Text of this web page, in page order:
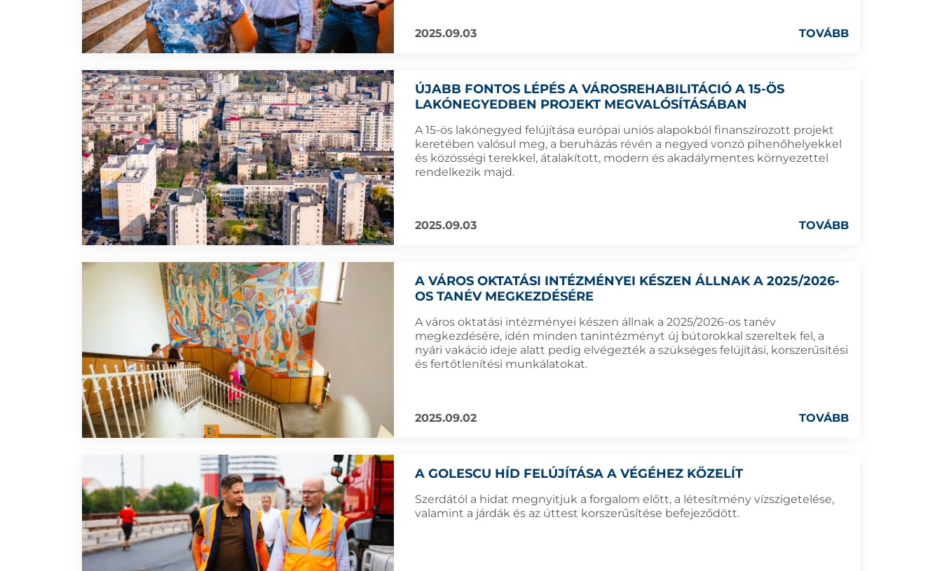
2025.09.03 TOVÁBB
ÚJABB FONTOS LÉPÉS A VÁROSREHABILITÁCIÓ A 15-ÖS
LAKÓNEGYEDBEN PROJEKT MEGVALÓSÍTÁSÁBAN
A 15-ös lakónegyed felújítása európai uniós alapokból finanszírozott projekt
keretében valósul meg, a beruházás révén a negyed vonzó pihenőhelyekkel
és közösségi terekkel, átalakított, modern és akadálymentes környezettel
rendelkezik majd.
2025.09.03 TOVÁBB
A VÁROS OKTATÁSI INTÉZMÉNYEI KÉSZEN ÁLLNAK A 2025/2026-
OS TANÉV MEGKEZDÉSÉRE
A város oktatási intézményei készen állnak a 2025/2026-os tanév
megkezdésére, idén minden tanintézményt új bútorokkal szereltek fel, a
nyári vakáció ideje alatt pedig elvégezték a szükséges felújítási, korszerűsítési
és fertőtlenítési munkálatokat.
2025.09.02 TOVÁBB
A GOLESCU HÍD FELÚJÍTÁSA A VÉGÉHEZ KÖZELÍT
Szerdától a hidat megnyitjuk a forgalom előtt, a létesítmény vízszigetelése,
valamint a járdák és az úttest korszerűsítése befejeződött.